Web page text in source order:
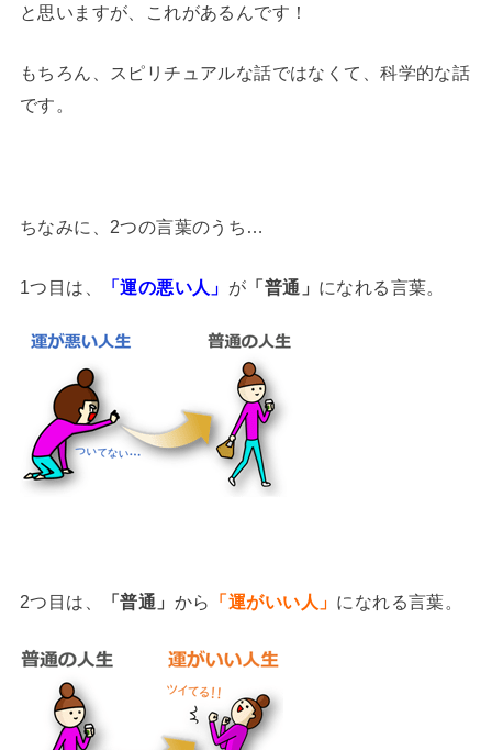
と思いますが、これがあるんです！
もちろん、スピリチュアルな話ではなくて、科学的な話
です。
ちなみに、2つの言葉のうち…
1つ目は、 「運の悪い人」 が 「普通」 になれる言葉。
2つ目は、 「普通」 から 「運がいい人」 になれる言葉。